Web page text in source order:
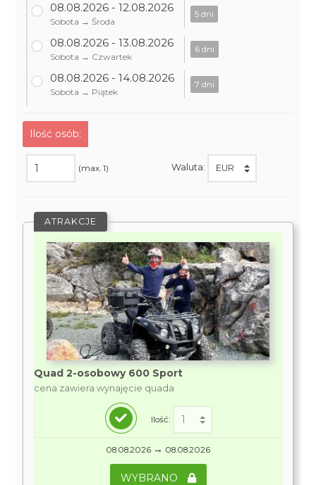
08.08.2026 - 12.08.2026
Sobota → Środa
5 dni
08.08.2026 - 13.08.2026
Sobota → Czwartek
6 dni
08.08.2026 - 14.08.2026
Sobota → Piątek
7 dni
Ilość osób:
(max. 1) Waluta:
ATRAKCJE
Quad 2-osobowy 600 Sport
cena zawiera wynajęcie quada
Ilość:
08.08.2026 → 08.08.2026
WYBRANO